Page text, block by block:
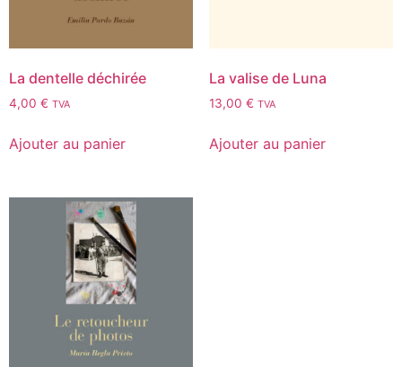
La dentelle déchirée
4,00 € TVA
Ajouter au panier
La valise de Luna
13,00 € TVA
Ajouter au panier